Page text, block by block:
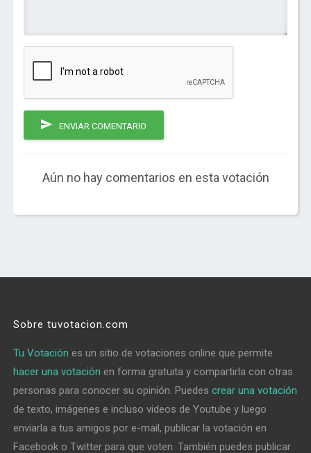
ENVIAR COMENTARIO
Aún no hay comentarios en esta votación
Sobre tuvotacion.com
Tu Votación es un sitio de votaciones online que permite
hacer una votación en forma gratuita y compartirla con otras
personas para conocer su opinión. Puedescrear una votación
de texto, imágenes e incluso videos de Youtube y luego
enviarla a tus amigos por e-mail, publicar la votación en
Facebook o Twitter para que voten. También puedes publicar